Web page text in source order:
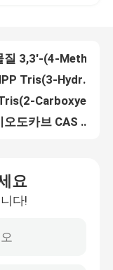
피부 관리 제품에 쓸 IPBC 아이오도카브 CAS 55406-53-6 보존적 원료
악취 제거제와 클리너를 위한 하얀 BCDMH 가루 CAS 32718-18-6
99.0% 대인 서비스 원료 피록톤올아민 파우더 CAS 68890-66-4
클림바졸 파우더 CAS 38083-17-9 이미다졸 항진균성 마약 수사관 C15H17ClN2O2
요
다!